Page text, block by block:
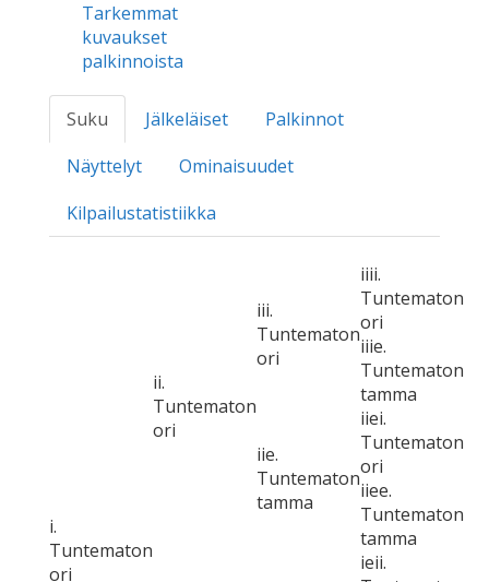
Tarkemmat
kuvaukset
palkinnoista
Suku Jälkeläiset
Palkinnot
Näyttelyt
Ominaisuudet
Kilpailustatistiikka
i.
Tuntematon
ori
ii.
Tuntematon
ori
iii.
Tuntematon
ori
iiii.
Tuntematon
ori
iiie.
Tuntematon
tamma
iie.
Tuntematon
tamma
iiei.
Tuntematon
ori
iiee.
Tuntematon
tamma
ieii.